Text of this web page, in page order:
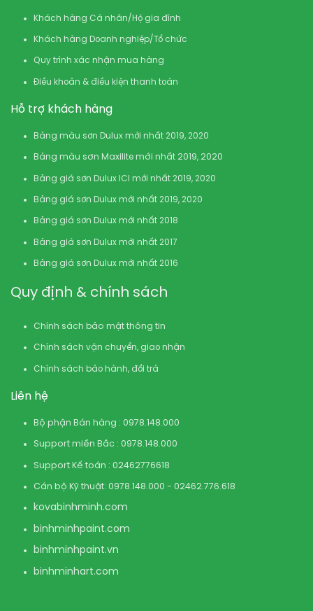
Khách hàng Cá nhân/Hộ gia đình
Khách hàng Doanh nghiệp/Tổ chức
Quy trình xác nhận mua hàng
Điều khoản & điều kiện thanh toán
Hỗ trợ khách hàng
Bảng màu sơn Dulux mới nhất 2019, 2020
Bảng màu sơn Maxilite mới nhất 2019, 2020
Bảng giá sơn Dulux ICI mới nhất 2019, 2020
Bảng giá sơn Dulux mới nhất 2019, 2020
Bảng giá sơn Dulux mới nhất 2018
Bảng giá sơn Dulux mới nhất 2017
Bảng giá sơn Dulux mới nhất 2016
Quy định & chính sách
Chính sách bảo mật thông tin
Chính sách vận chuyển, giao nhận
Chính sách bảo hành, đổi trả
Liên hệ
Bộ phận Bán hàng : 0978.148.000
Support miền Bắc : 0978.148.000
Support Kế toán : 02462776618
Cán bộ Kỹ thuật: 0978.148.000 - 02462.776.618
kovabinhminh.com
binhminhpaint.com
binhminhpaint.vn
binhminhart.com